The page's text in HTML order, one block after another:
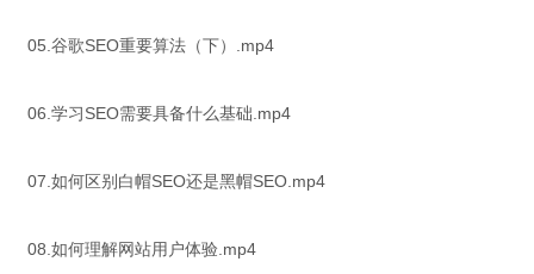
05.谷歌SEO重要算法（下）.mp4
06.学习SEO需要具备什么基础.mp4
07.如何区别白帽SEO还是黑帽SEO.mp4
08.如何理解网站用户体验.mp4